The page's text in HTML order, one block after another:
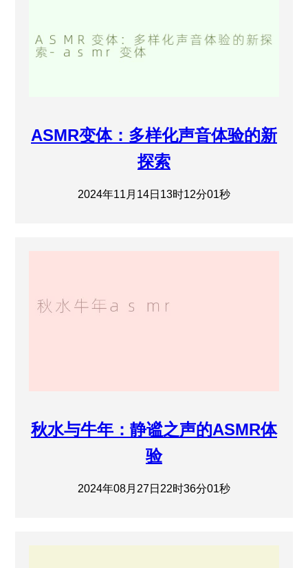
ASMR变体：多样化声音体验的新
探索
2024年11月14日13时12分01秒
秋水与牛年：静谧之声的ASMR体
验
2024年08月27日22时36分01秒